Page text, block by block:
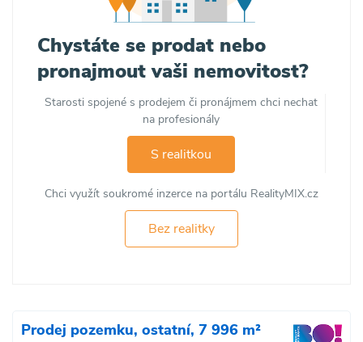
Chystáte se prodat nebo
pronajmout vaši nemovitost?
Starosti spojené s prodejem či pronájmem chci nechat
na profesionály
S realitkou
Chci využít soukromé inzerce na portálu RealityMIX.cz
Bez realitky
Prodej pozemku, ostatní, 7 996 m²